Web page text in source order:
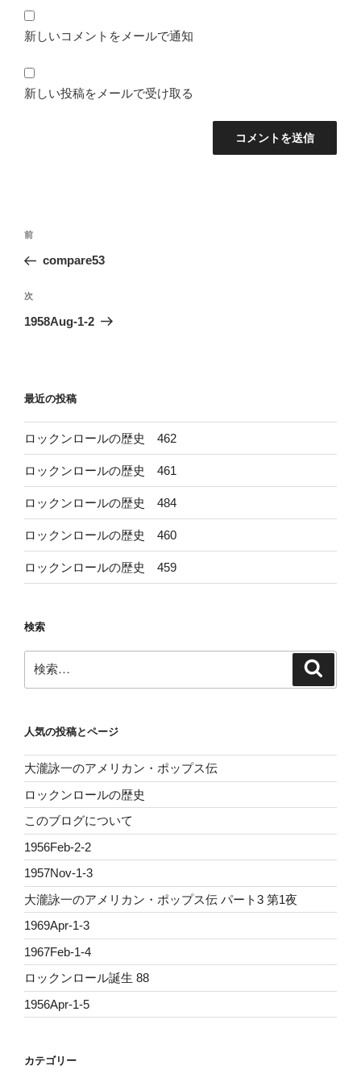
新しいコメントをメールで通知
新しい投稿をメールで受け取る
投
ナ
ビ
ゲ
ン
前
の
稿
前
compare53
次
の
次
1958Aug-1-2
最近の投稿
ロックンロールの歴史 462
ロックンロールの歴史 461
ロックンロールの歴史 484
ロックンロールの歴史 460
ロックンロールの歴史 459
検索
索:
人気の投稿とページ
大瀧詠一のアメリカン・ポップス伝
ロックンロールの歴史
このブログについて
1956Feb-2-2
1957Nov-1-3
大瀧詠一のアメリカン・ポップス伝 パート3 第1夜
1969Apr-1-3
1967Feb-1-4
ロックンロール誕生 88
1956Apr-1-5
カテゴリー